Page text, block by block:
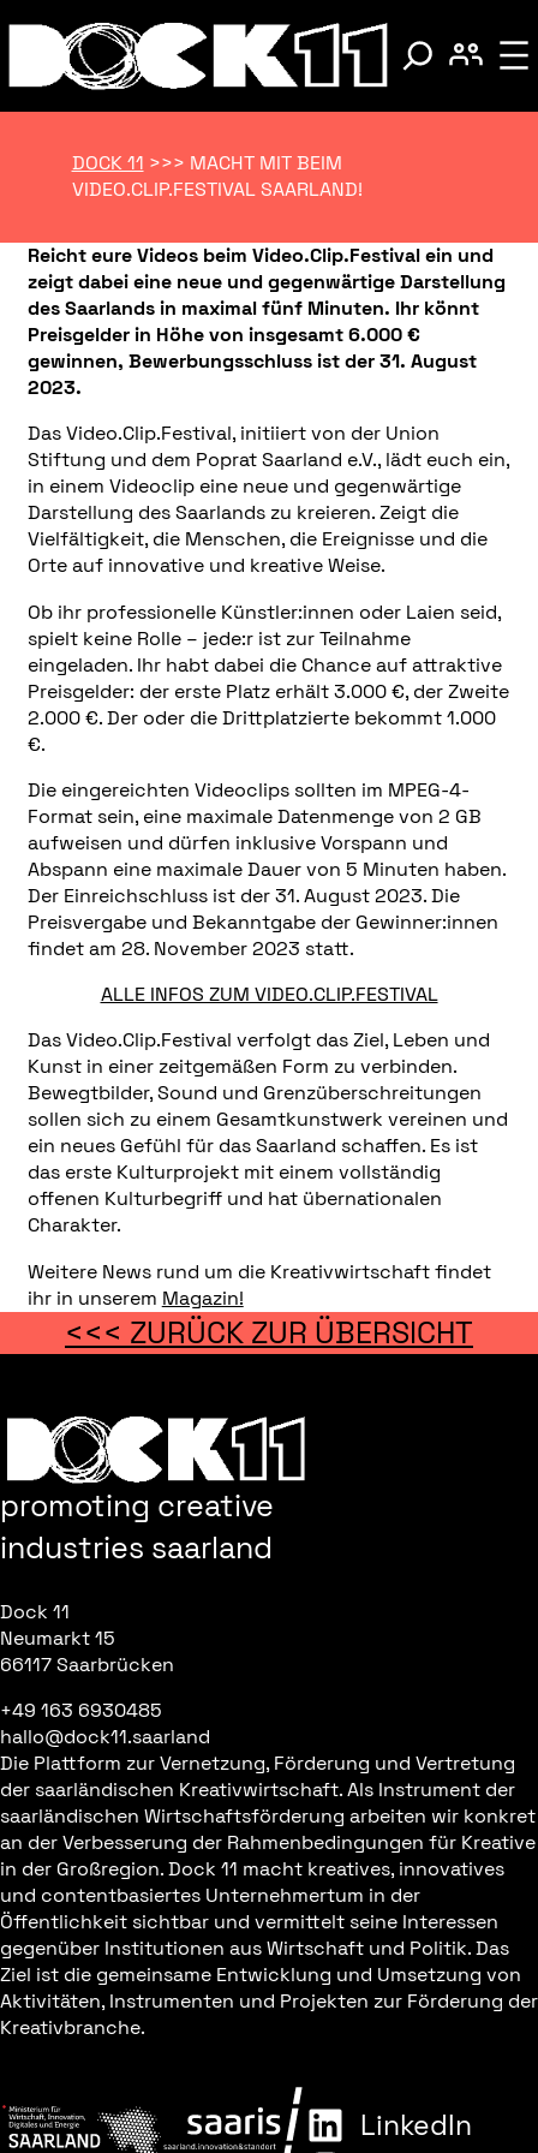
DOCK 11 >>> MACHT MIT BEIM
VIDEO.CLIP.FESTIVAL SAARLAND!
Reicht eure Videos beim Video.Clip.Festival ein und
zeigt dabei eine neue und gegenwärtige Darstellung
des Saarlands in maximal fünf Minuten. Ihr könnt
Preisgelder in Höhe von insgesamt 6.000 €
gewinnen, Bewerbungsschluss ist der 31. August
2023.
Das Video.Clip.Festival, initiiert von der Union
Stiftung und dem Poprat Saarland e.V., lädt euch ein,
in einem Videoclip eine neue und gegenwärtige
Darstellung des Saarlands zu kreieren. Zeigt die
Vielfältigkeit, die Menschen, die Ereignisse und die
Orte auf innovative und kreative Weise.
Ob ihr professionelle Künstler:innen oder Laien seid,
spielt keine Rolle – jede:r ist zur Teilnahme
eingeladen. Ihr habt dabei die Chance auf attraktive
Preisgelder: der erste Platz erhält 3.000 €, der Zweite
2.000 €. Der oder die Drittplatzierte bekommt 1.000
€.
Die eingereichten Videoclips sollten im MPEG-4-
Format sein, eine maximale Datenmenge von 2 GB
aufweisen und dürfen inklusive Vorspann und
Abspann eine maximale Dauer von 5 Minuten haben.
Der Einreichschluss ist der 31. August 2023. Die
Preisvergabe und Bekanntgabe der Gewinner:innen
findet am 28. November 2023 statt.
ALLE INFOS ZUM VIDEO.CLIP.FESTIVAL
Das Video.Clip.Festival verfolgt das Ziel, Leben und
Kunst in einer zeitgemäßen Form zu verbinden.
Bewegtbilder, Sound und Grenzüberschreitungen
sollen sich zu einem Gesamtkunstwerk vereinen und
ein neues Gefühl für das Saarland schaffen. Es ist
das erste Kulturprojekt mit einem vollständig
offenen Kulturbegriff und hat übernationalen
Charakter.
Weitere News rund um die Kreativwirtschaft findet
ihr in unserem Magazin!
<<< ZURÜCK ZUR ÜBERSICHT
promoting creative
industries saarland
Dock 11
Neumarkt 15
66117 Saarbrücken
+49 163 6930485
hallo@dock11.saarland
Die Plattform zur Vernetzung, Förderung und Vertretung
der saarländischen Kreativwirtschaft. Als Instrument der
saarländischen Wirtschaftsförderung arbeiten wir konkret
an der Verbesserung der Rahmenbedingungen für Kreative
in der Großregion. Dock 11 macht kreatives, innovatives
und contentbasiertes Unternehmertum in der
Öffentlichkeit sichtbar und vermittelt seine Interessen
gegenüber Institutionen aus Wirtschaft und Politik. Das
Ziel ist die gemeinsame Entwicklung und Umsetzung von
Aktivitäten, Instrumenten und Projekten zur Förderung der
Kreativbranche.
LinkedIn